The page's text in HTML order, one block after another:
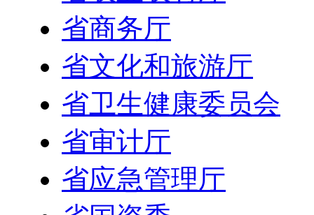
省商务厅
省文化和旅游厅
省卫生健康委员会
省审计厅
省应急管理厅